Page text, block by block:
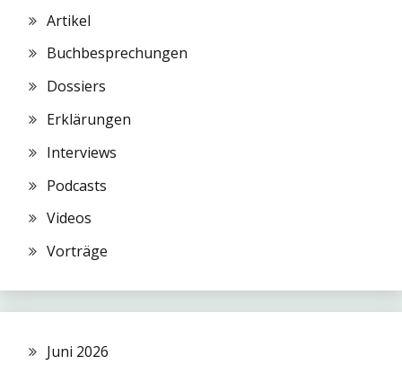
Artikel
Buchbesprechungen
Dossiers
Erklärungen
Interviews
Podcasts
Videos
Vorträge
Juni 2026